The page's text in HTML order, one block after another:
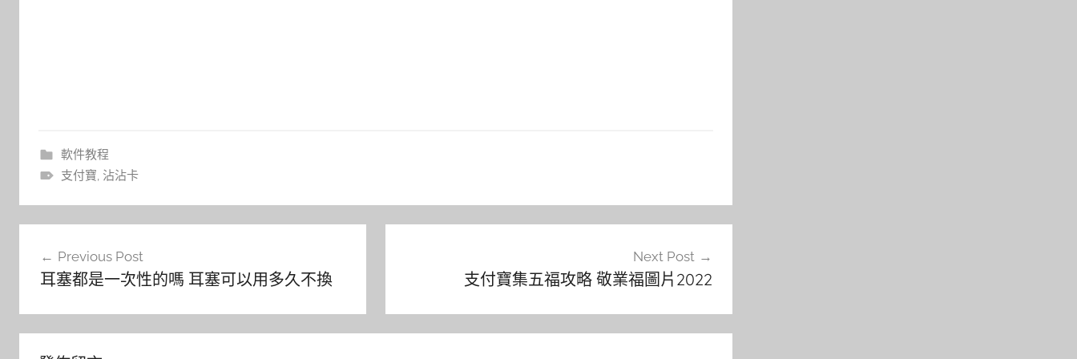
軟件教程
支付寶, 沾沾卡
Previous Post
耳塞都是一次性的嗎 耳塞可以用多久不換
Next Post
支付寶集五福攻略 敬業福圖片2022